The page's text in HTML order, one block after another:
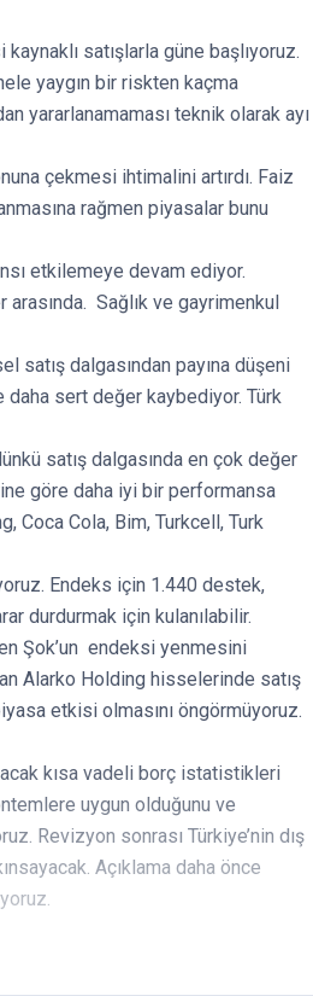
kaynaklı satışlarla güne başlıyoruz.
yaygın bir riskten kaçma
yararlanamaması teknik olarak ayı
çekmesi ihtimalini artırdı. Faiz
rağmen piyasalar bunu
etkilemeye devam ediyor.
arasında. Sağlık ve gayrimenkul
satış dalgasından payına düşeni
daha sert değer kaybediyor. Türk
satış dalgasında en çok değer
göre daha iyi bir performansa
Coca Cola, Bim, Turkcell, Turk
Endeks için 1.440 destek,
durdurmak için kulanılabilir.
Şok’un endeksi yenmesini
Alarko Holding hisselerinde satış
etkisi olmasını öngörmüyoruz.
kısa vadeli borç istatistikleri
uygun olduğunu ve
Revizyon sonrası Türkiye’nin dış
Açıklama daha önce